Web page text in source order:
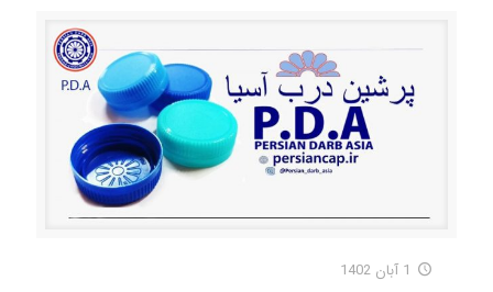
1 آبان 1402